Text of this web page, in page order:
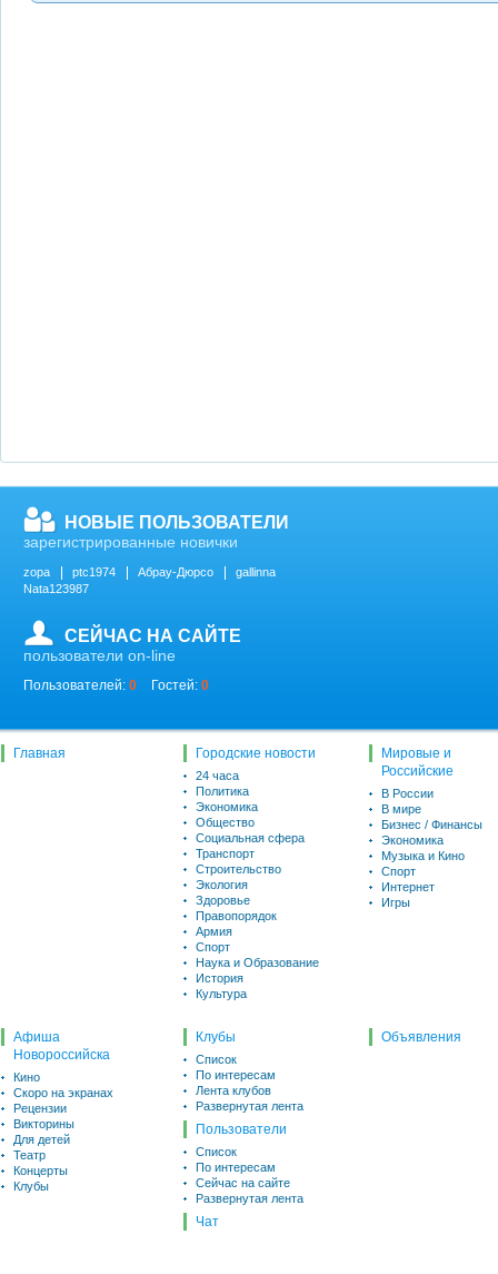
НОВЫЕ ПОЛЬЗОВАТЕЛИ
зарегистрированные новички
zopa ptc1974 Абрау-Дюрсо
gallinna
Nata123987
СЕЙЧАС НА САЙТЕ
пользователи on-line
Пользователей: 0 Гостей: 0
Главная Городские новости
24 часа
Политика
Экономика
Общество
Социальная сфера
Транспорт
Строительство
Экология
Здоровье
Правопорядок
Армия
Спорт
Наука и Образование
История
Культура
Мировые и
Российские
В России
В мире
Бизнес / Финансы
Экономика
Музыка и Кино
Спорт
Интернет
Игры
Афиша
Новороссийска
Кино
Скоро на экранах
Рецензии
Викторины
Для детей
Театр
Концерты
Клубы
Клубы
Список
По интересам
Лента клубов
Развернутая лента
Пользователи
Список
По интересам
Сейчас на сайте
Развернутая лента
Чат
Объявления